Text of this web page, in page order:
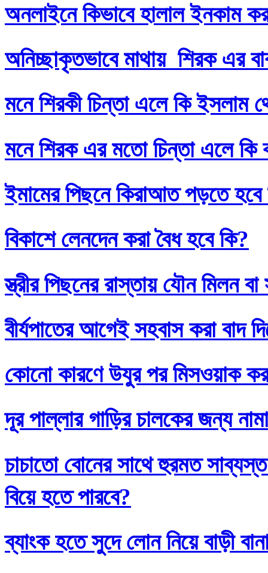
অনলাইনে কিভাবে হালাল ইনকাম
অনিচ্ছাকৃতভাবে মাথায় শিরক এর
মনে শিরকী চিন্তা এলে কি ইসলাম
মনে শিরক এর মতো চিন্তা এলে কি
ইমামের পিছনে কিরাআত পড়তে হবে
বিকাশে লেনদেন করা বৈধ হবে কি?
স্ত্রীর পিছনের রাস্তায় যৌন মিলন
বীর্যপাতের আগেই সহবাস করা বাদ
কোনো কারণে উযুর পর মিসওয়াক
দূর পাল্লার গাড়ির চালকের জন্য
চাচাতো বোনের সাথে হুরমত
বিয়ে হতে পারবে?
ব্যাংক হতে সুদে লোন নিয়ে বাড়ী